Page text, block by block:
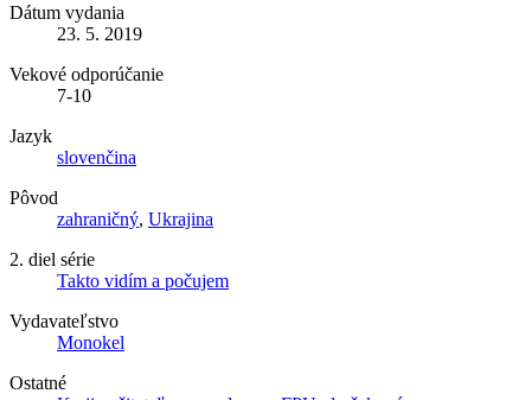
Dátum vydania
23. 5. 2019
Vekové odporúčanie
7-10
Jazyk
slovenčina
Pôvod
zahraničný, Ukrajina
2. diel série
Takto vidím a počujem
Vydavateľstvo
Monokel
Ostatné